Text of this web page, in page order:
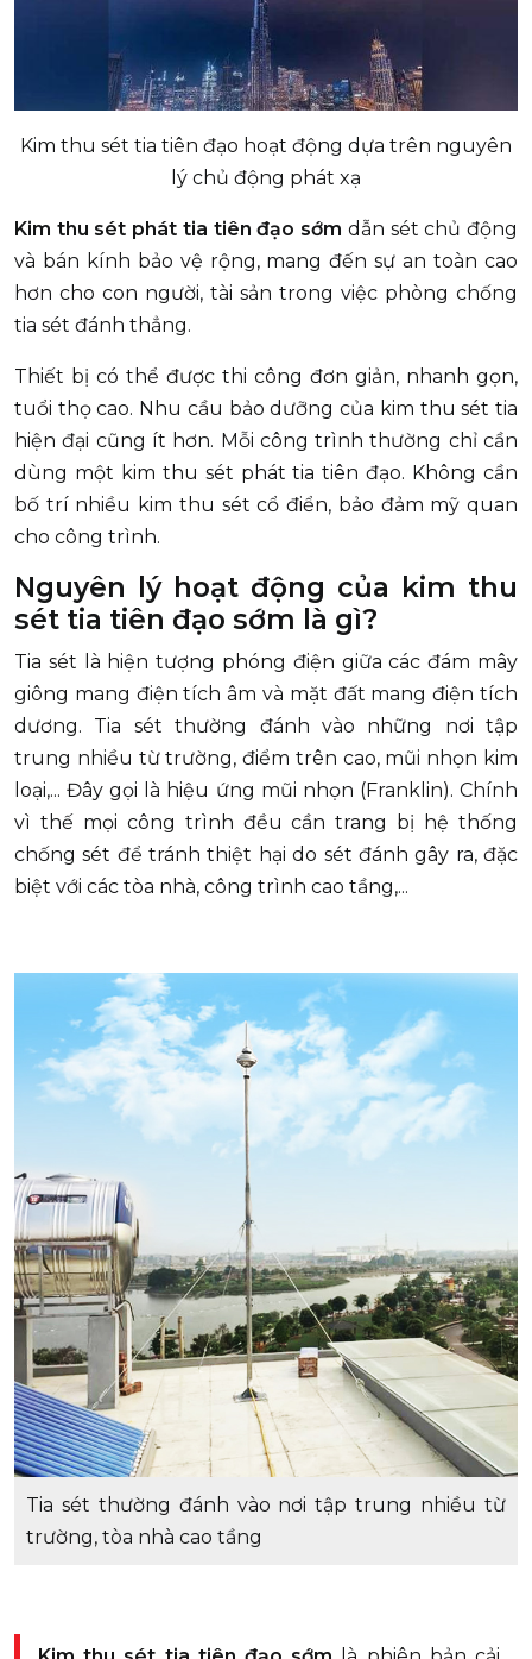
Kim thu sét tia tiên đạo hoạt động dựa trên nguyên
lý chủ động phát xạ
Kim thu sét phát tia tiên đạo sớm dẫn sét chủ động
và bán kính bảo vệ rộng, mang đến sự an toàn cao
hơn cho con người, tài sản trong việc phòng chống
tia sét đánh thẳng.
Thiết bị có thể được thi công đơn giản, nhanh gọn,
tuổi thọ cao. Nhu cầu bảo dưỡng của kim thu sét tia
hiện đại cũng ít hơn. Mỗi công trình thường chỉ cần
dùng một kim thu sét phát tia tiên đạo. Không cần
bố trí nhiều kim thu sét cổ điển, bảo đảm mỹ quan
cho công trình.
Nguyên lý hoạt động của kim thu
sét tia tiên đạo sớm là gì?
Tia sét là hiện tượng phóng điện giữa các đám mây
giông mang điện tích âm và mặt đất mang điện tích
dương. Tia sét thường đánh vào những nơi tập
trung nhiều từ trường, điểm trên cao, mũi nhọn kim
loại,... Đây gọi là hiệu ứng mũi nhọn (Franklin). Chính
vì thế mọi công trình đều cần trang bị hệ thống
chống sét để tránh thiệt hại do sét đánh gây ra, đặc
biệt với các tòa nhà, công trình cao tầng,...
Tia sét thường đánh vào nơi tập trung nhiều từ
trường, tòa nhà cao tầng